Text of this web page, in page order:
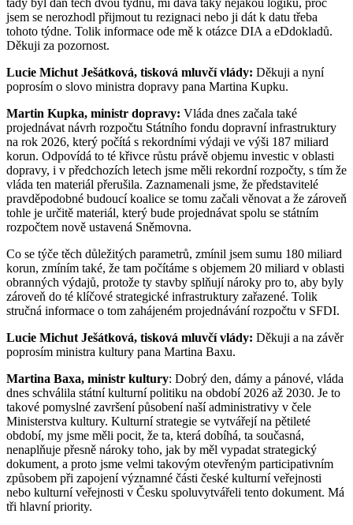
jsem se nerozhodl přijmout tu rezignaci nebo ji dát k datu třeba
tohoto týdne. Tolik informace ode mě k otázce DIA a eDdokladů.
Děkuji za pozornost.
Lucie Michut Ješátková, tisková mluvčí vlády: Děkuji a nyní
poprosím o slovo ministra dopravy pana Martina Kupku.
Martin Kupka, ministr dopravy: Vláda dnes začala také
projednávat návrh rozpočtu Státního fondu dopravní infrastruktury
na rok 2026, který počítá s rekordními výdaji ve výši 187 miliard
korun. Odpovídá to té křivce růstu právě objemu investic v oblasti
dopravy, i v předchozích letech jsme měli rekordní rozpočty, s tím že
vláda ten materiál přerušila. Zaznamenali jsme, že představitelé
pravděpodobné budoucí koalice se tomu začali věnovat a že zároveň
tohle je určitě materiál, který bude projednávat spolu se státním
rozpočtem nově ustavená Sněmovna.
Co se týče těch důležitých parametrů, zmínil jsem sumu 180 miliard
korun, zmíním také, že tam počítáme s objemem 20 miliard v oblasti
obranných výdajů, protože ty stavby splňují nároky pro to, aby byly
zároveň do té klíčové strategické infrastruktury zařazené. Tolik
stručná informace o tom zahájeném projednávání rozpočtu v SFDI.
Lucie Michut Ješátková, tisková mluvčí vlády: Děkuji a na závěr
poprosím ministra kultury pana Martina Baxu.
Martina Baxa, ministr kultury: Dobrý den, dámy a pánové, vláda
dnes schválila státní kulturní politiku na období 2026 až 2030. Je to
takové pomyslné završení působení naší administrativy v čele
Ministerstva kultury. Kulturní strategie se vytvářejí na pětileté
období, my jsme měli pocit, že ta, která dobíhá, ta současná,
nenaplňuje přesně nároky toho, jak by měl vypadat strategický
dokument, a proto jsme velmi takovým otevřeným participativním
způsobem při zapojení významné části české kulturní veřejnosti
nebo kulturní veřejnosti v Česku spoluvytvářeli tento dokument. Má
tři hlavní priority.